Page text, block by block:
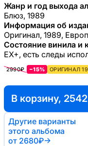
Жанр и год выхода
Блюз, 1989
Информация об
Оригинал, 1989,
Состояние винила и
EX+, есть следы
2990₽ −15% ОРИГИНАЛ
В корзину,
Другие варианты
этого альбома
от 2680₽→